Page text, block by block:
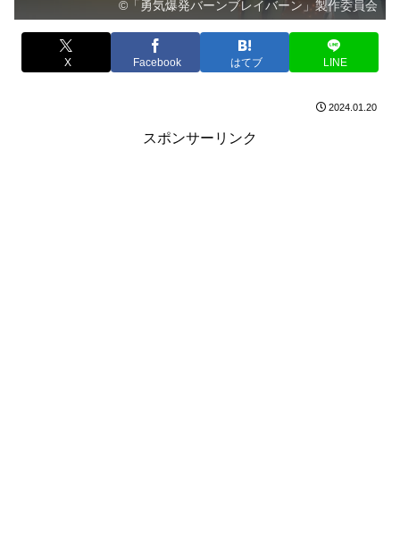
©「勇気爆発バーンブレイバーン」製作委員会
X Facebook はてブ LINE
2024.01.20
スポンサーリンク